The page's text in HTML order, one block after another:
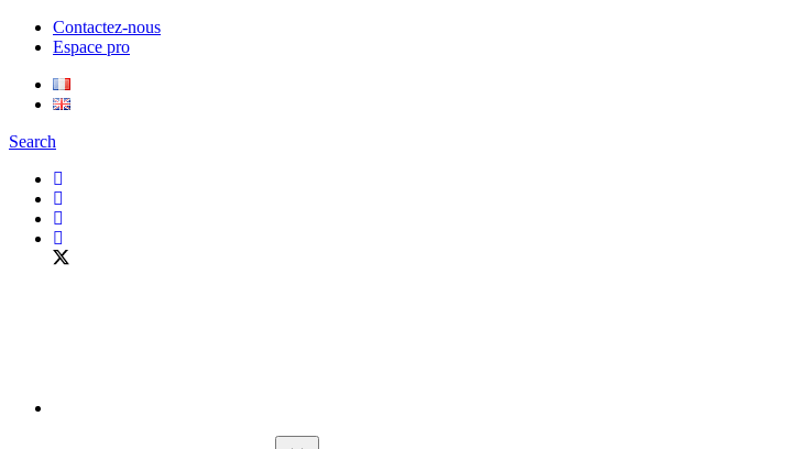
Contactez-nous
Espace pro
Search